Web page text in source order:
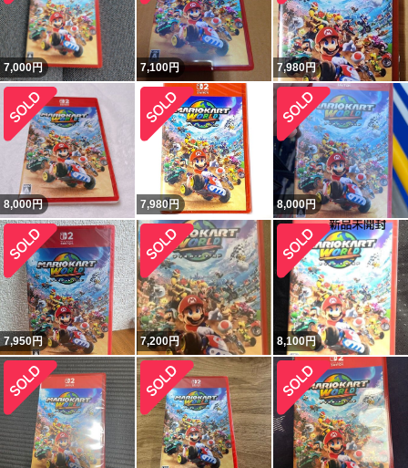
7,000円 7,100円 7,980円
8,000円 7,980円 8,000円
7,950円 7,200円 8,100円